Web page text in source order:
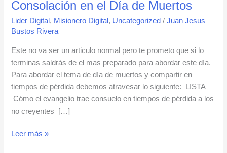
Consolación en el Día de Muertos
Lider Digital , Misionero Digital , Uncategorized /Juan Jesus
Bustos Rivera
Este no va ser un articulo normal pero te prometo que si lo
terminas saldrás de el mas preparado para abordar este día.
Para abordar el tema de día de muertos y compartir en
tiempos de pérdida debemos atravesar lo siguiente: LISTA
Cómo el evangelio trae consuelo en tiempos de pérdida a los
no creyentes […]
de
Pérdida:
Esperanza
y
Consolación
en
el
Día
de
Leer más »